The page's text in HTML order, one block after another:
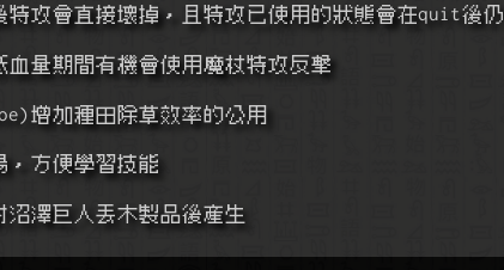
攻會直接壞掉，且特攻已使用的狀態會在quit後
量期間有機會使用魔杖特攻反擊
增加種田除草效率的公用
方便學習技能
澤巨人丟木製品後產生